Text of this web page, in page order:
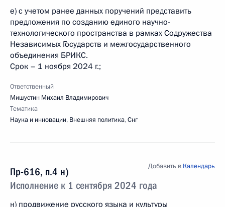
е) с учетом ранее данных поручений представить
предложения по созданию единого научно-
технологического пространства в рамках Содружества
Независимых Государств и межгосударственного
объединения БРИКС.
Срок – 1 ноября 2024 г.;
Ответственный
Мишустин Михаил Владимирович
Тематика
Наука и инновации, Внешняя политика,Снг
Пр-616, п.4 н)
Исполнение к 1 сентября 2024 года
Добавить в Календарь
н) продвижение русского языка и культуры